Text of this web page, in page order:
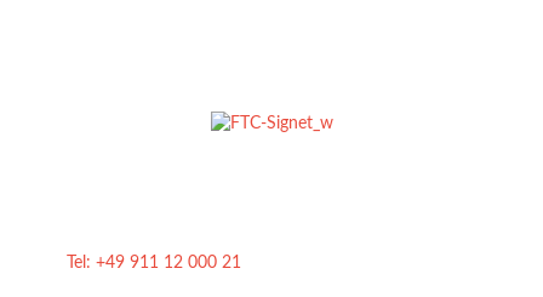
Tel: +49 911 12 000 21